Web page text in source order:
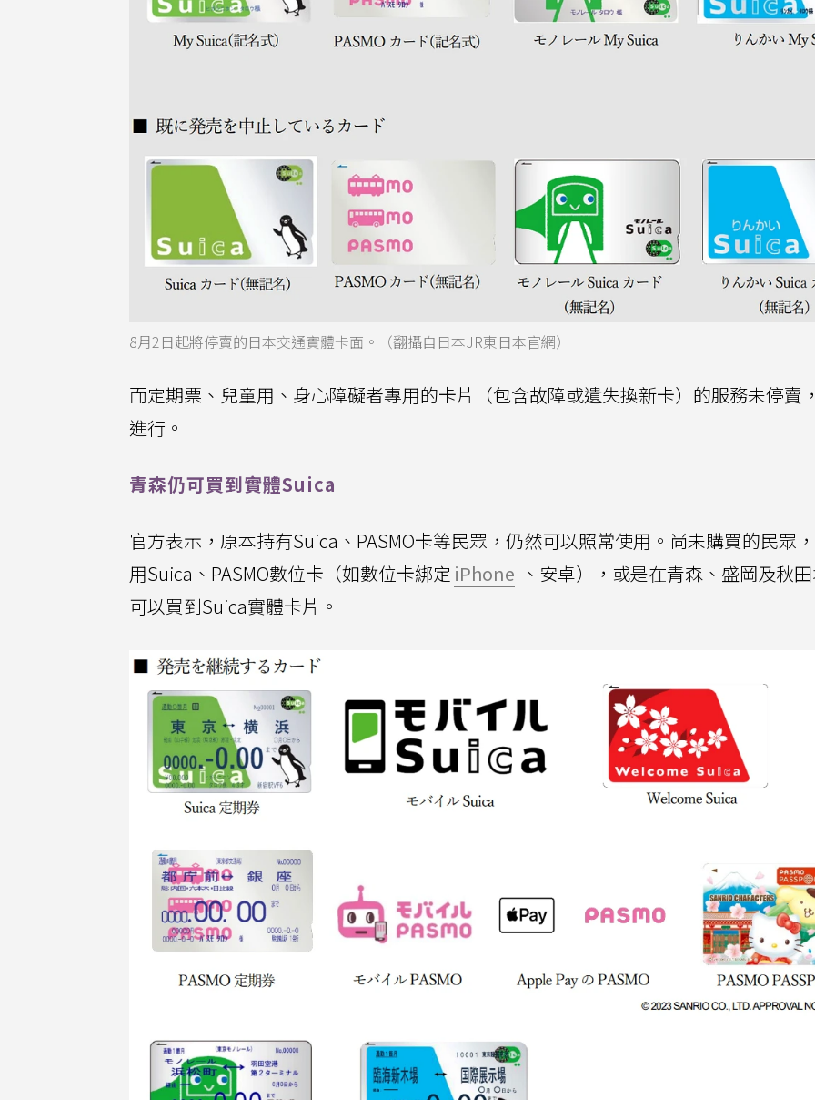
8月2日起將停賣的日本交通實體卡面。（翻攝自日本JR東日本官網）
而定期票、兒童用、身心障礙者專用的卡片（包含故障或遺失換新卡）的服務未停賣
進行。
青森仍可買到實體Suica
官方表示，原本持有Suica、PASMO卡等民眾，仍然可以照常使用。尚未購買的民眾
用Suica、PASMO數位卡（如數位卡綁定 iPhone 、安卓），或是在青森、盛岡及秋
可以買到Suica實體卡片。